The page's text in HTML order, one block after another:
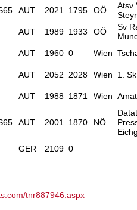
AUT 2021 1795 OÖ
Atsv
Steyr
AUT 1989 1933 OÖ
Sv
AUT 1960 0 Wien
AUT 2052 2028 Wien 1.
AUT 1988 1871 Wien
AUT 2001 1870 NÖ
GER 2109 0
tnr887946.aspx